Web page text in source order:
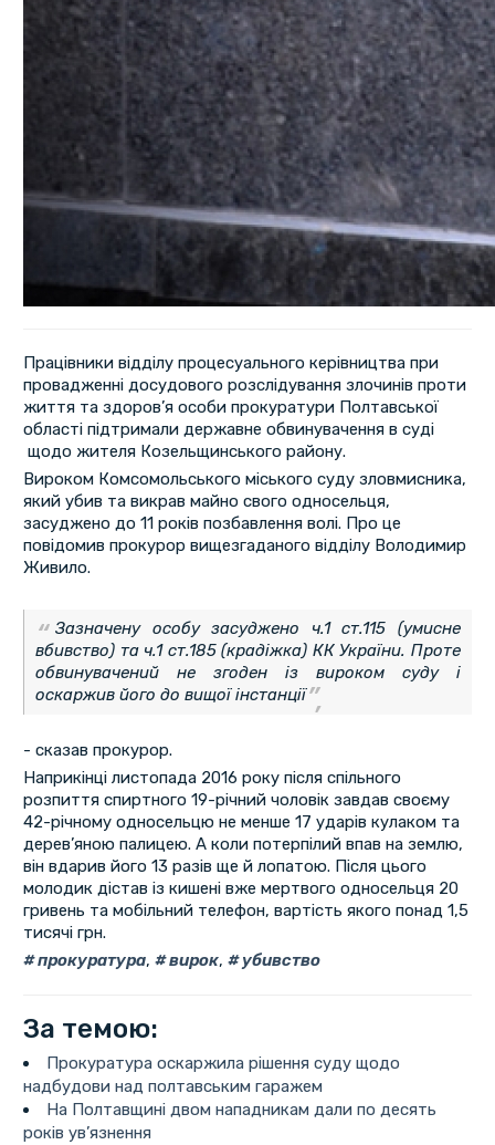
Працівники відділу процесуального керівництва при
провадженні досудового розслідування злочинів проти
життя та здоров’я особи прокуратури Полтавської
області підтримали державне обвинувачення в суді
щодо жителя Козельщинського району.
Вироком Комсомольського міського суду зловмисника,
який убив та викрав майно свого односельця,
засуджено до 11 років позбавлення волі. Про це
повідомив прокурор вищезгаданого відділу Володимир
Живило.
Зазначену особу засуджено ч.1 ст.115 (умисне
вбивство) та ч.1 ст.185 (крадіжка) КК України. Проте
обвинувачений не згоден із вироком суду і
оскаржив його до вищої інстанції
- сказав прокурор.
Наприкінці листопада 2016 року після спільного
розпиття спиртного 19-річний чоловік завдав своєму
42-річному односельцю не менше 17 ударів кулаком та
дерев’яною палицею. А коли потерпілий впав на землю,
він вдарив його 13 разів ще й лопатою. Після цього
молодик дістав із кишені вже мертвого односельця 20
гривень та мобільний телефон, вартість якого понад 1,5
тисячі грн.
прокуратура, вирок, убивство
За темою:
Прокуратура оскаржила рішення суду щодо
надбудови над полтавським гаражем
На Полтавщині двом нападникам дали по десять
років ув’язнення